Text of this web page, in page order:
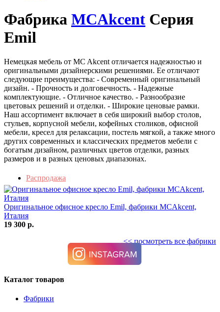
Фабрика MCAkcent Серия
Emil
Немецкая мебель от MC Akcent отличается надежностью и
оригинальными дизайнерскими решениями. Ее отличают
следующие преимущества: - Современный оригинальный
дизайн. - Прочность и долговечность. - Надежные
комплектующие. - Отличное качество. - Разнообразие
цветовых решений и отделки. - Широкие ценовые рамки.
Наш ассортимент включает в себя широкий выбор столов,
стульев, корпусной мебели, кофейных столиков, офисной
мебели, кресел для релаксации, постель мягкой, а также много
других современных и классических предметов мебели с
богатым дизайном, различных цветов отделки, разных
размеров и в разных ценовых диапазонах.
Распродажа
Оригинальное офисное кресло Emil, фабрики MCAkcent,
Италия
19 300 р.
<< посмотреть все фабрики
Каталог товаров
Фабрики